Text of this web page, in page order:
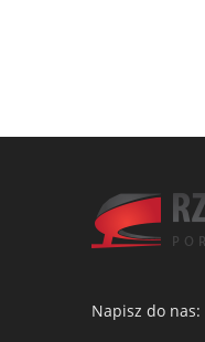
Napisz do nas: